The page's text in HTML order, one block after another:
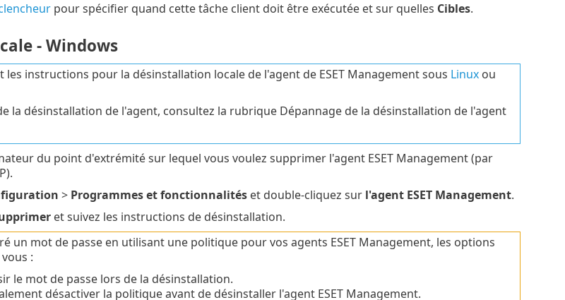
pour spécifier quand cette tâche client doit être exécutée et sur quelles Cibles.
- Windows
les instructions pour la désinstallation locale de l'agent de ESET Management sous Linuxou
la désinstallation de l'agent, consultez la rubrique Dépannage de la désinstallation de l'agent
du point d'extrémité sur lequel vous voulez supprimer l'agent ESET Management (par
> Programmes et fonctionnalitéset double-cliquez sur l'agent ESET Management.
et suivez les instructions de désinstallation.
un mot de passe en utilisant une politique pour vos agents ESET Management, les options
:
le mot de passe lors de la désinstallation.
désactiver la politique avant de désinstaller l'agent ESET Management.